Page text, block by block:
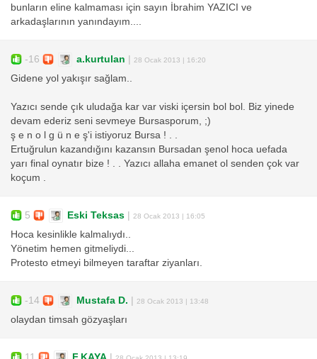
bunların eline kalmaması için sayın İbrahim YAZICI ve
arkadaşlarının yanındayım....
-16 a.kurtulan | 28 Ocak 2013 | 16:20
Gidene yol yakışır sağlam..
Yazıcı sende çık uludağa kar var viski içersin bol bol. Biz yinede
devam ederiz seni sevmeye Bursasporum, ;)
ş e n o l g ü n e ş'i istiyoruz Bursa ! . .
Ertuğrulun kazandığını kazansın Bursadan şenol hoca uefada
yarı final oynatır bize ! . . Yazıcı allaha emanet ol senden çok var
koçum .
5 Eski Teksas | 28 Ocak 2013 | 16:05
Hoca kesinlikle kalmalıydı..
Yönetim hemen gitmeliydi...
Protesto etmeyi bilmeyen taraftar ziyanları.
-14 Mustafa D. | 28 Ocak 2013 | 13:48
olaydan timsah gözyaşları
11 F.KAYA |